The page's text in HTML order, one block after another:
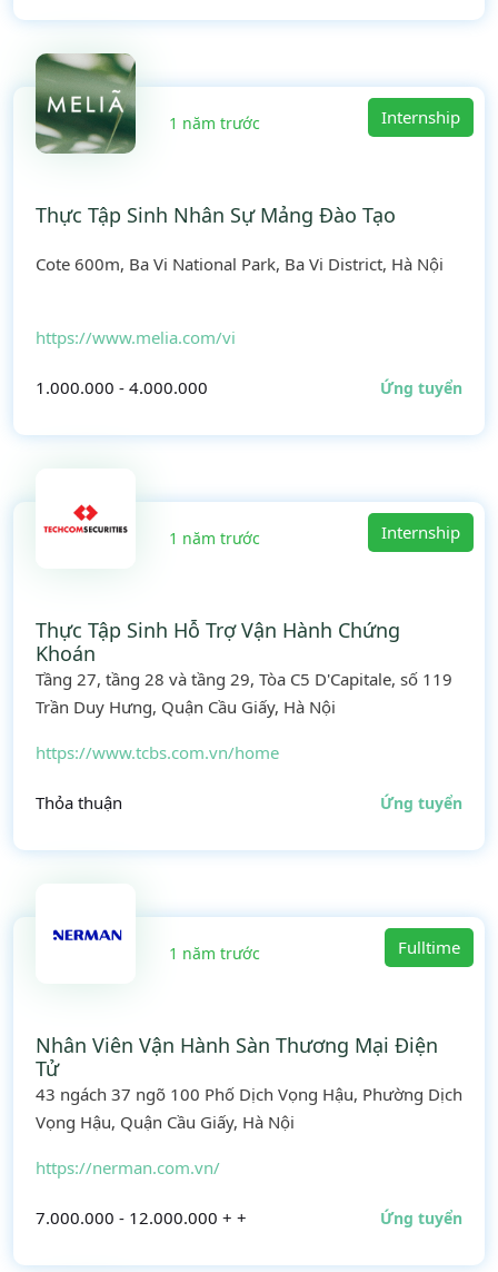
1 năm trước Internship
Thực Tập Sinh Nhân Sự Mảng Đào Tạo
Cote 600m, Ba Vi National Park, Ba Vi District, Hà Nội
https://www.melia.com/vi
1.000.000 - 4.000.000 Ứng tuyển
1 năm trước Internship
Thực Tập Sinh Hỗ Trợ Vận Hành Chứng
Khoán
Tầng 27, tầng 28 và tầng 29, Tòa C5 D'Capitale, số 119
Trần Duy Hưng, Quận Cầu Giấy, Hà Nội
https://www.tcbs.com.vn/home
Thỏa thuận Ứng tuyển
1 năm trước Fulltime
Nhân Viên Vận Hành Sàn Thương Mại Điện
Tử
43 ngách 37 ngõ 100 Phố Dịch Vọng Hậu, Phường Dịch
Vọng Hậu, Quận Cầu Giấy, Hà Nội
https://nerman.com.vn/
7.000.000 - 12.000.000 + + Ứng tuyển